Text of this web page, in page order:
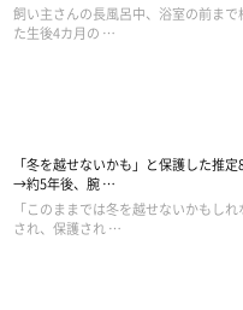
飼い主さんの長風呂中、浴室の前まで
た生後4カ月の …
「冬を越せないかも」と保護した推
→約5年後、腕 …
「このままでは冬を越せないかもし
され、保護され …